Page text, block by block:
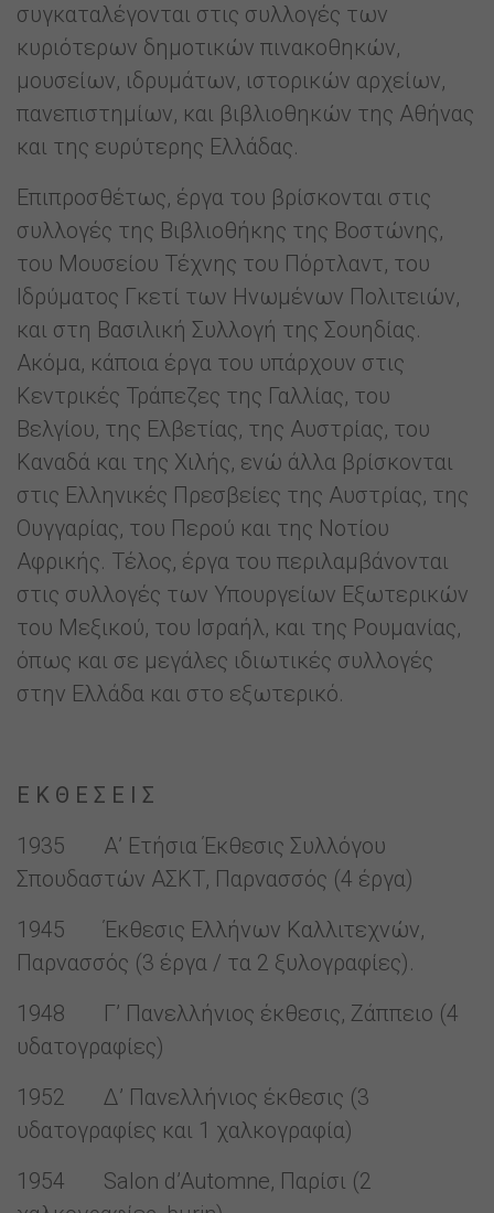
συγκαταλέγονται στις συλλογές των
κυριότερων δημοτικών πινακοθηκών,
μουσείων, ιδρυμάτων, ιστορικών αρχείων,
πανεπιστημίων, και βιβλιοθηκών της Αθήνας
και της ευρύτερης Ελλάδας.
Επιπροσθέτως, έργα του βρίσκονται στις
συλλογές της Βιβλιοθήκης της Βοστώνης,
του Μουσείου Τέχνης του Πόρτλαντ, του
Ιδρύματος Γκετί των Ηνωμένων Πολιτειών,
και στη Βασιλική Συλλογή της Σουηδίας.
Ακόμα, κάποια έργα του υπάρχουν στις
Κεντρικές Τράπεζες της Γαλλίας, του
Βελγίου, της Ελβετίας, της Αυστρίας, του
Καναδά και της Χιλής, ενώ άλλα βρίσκονται
στις Ελληνικές Πρεσβείες της Αυστρίας, της
Ουγγαρίας, του Περού και της Νοτίου
Αφρικής. Τέλος, έργα του περιλαμβάνονται
στις συλλογές των Υπουργείων Εξωτερικών
του Μεξικού, του Ισραήλ, και της Ρουμανίας,
όπως και σε μεγάλες ιδιωτικές συλλογές
στην Ελλάδα και στο εξωτερικό.
Ε Κ Θ Ε Σ Ε Ι Σ
1935 Α’ Ετήσια Έκθεσις Συλλόγου
Σπουδαστών ΑΣΚΤ, Παρνασσός (4 έργα)
1945 Έκθεσις Ελλήνων Καλλιτεχνών,
Παρνασσός (3 έργα / τα 2 ξυλογραφίες).
1948 Γ’ Πανελλήνιος έκθεσις, Ζάππειο (4
υδατογραφίες)
1952 Δ’ Πανελλήνιος έκθεσις (3
υδατογραφίες και 1 χαλκογραφία)
1954 Salon d’Automne, Παρίσι (2